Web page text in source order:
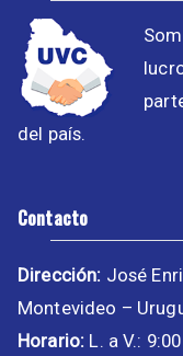
del país.
Contacto
Dirección: José
Montevideo –
Horario: L. a V.: